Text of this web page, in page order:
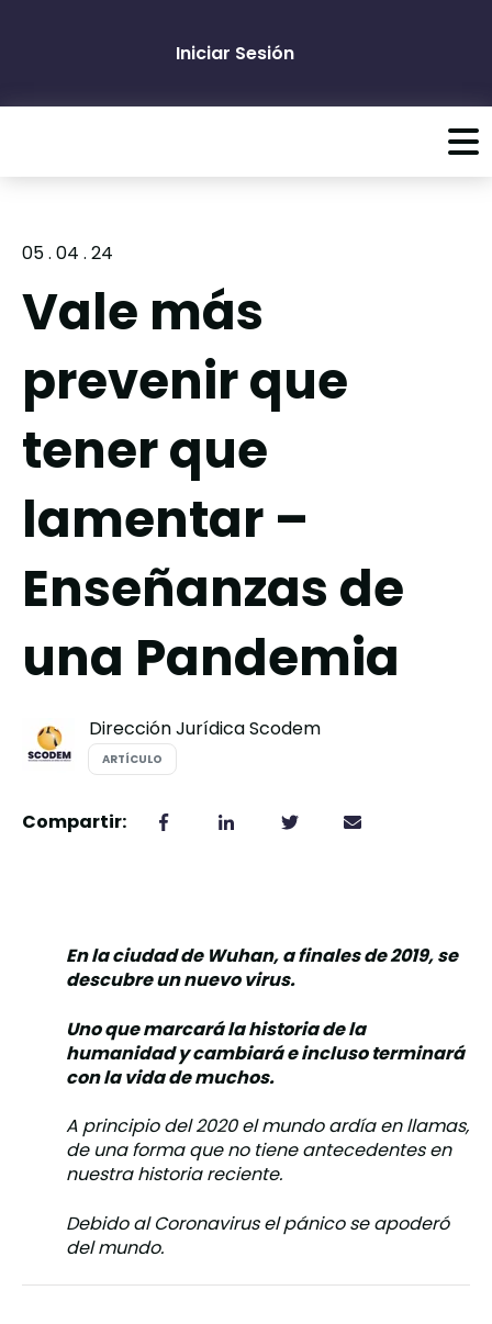
Iniciar Sesión
05 . 04 . 24
Vale más
prevenir que
tener que
lamentar –
Enseñanzas de
una Pandemia
Dirección Jurídica Scodem
Compartir:
En la ciudad de Wuhan, a finales de 2019, se
descubre un nuevo virus.
Uno que marcará la historia de la
humanidad y cambiará e incluso terminará
con la vida de muchos.
A principio del 2020 el mundo ardía en llamas,
de una forma que no tiene antecedentes en
nuestra historia reciente.
Debido al Coronavirus el pánico se apoderó
del mundo.
ARTÍCULO